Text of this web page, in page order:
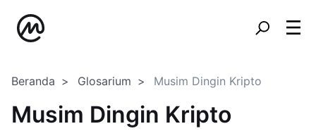
Beranda Glosarium Musim Dingin Kripto
Musim Dingin Kripto